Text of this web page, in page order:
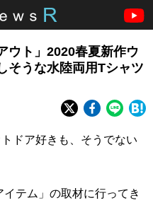
ウト」2020春夏新作ウ
そうな水陸両用Tシャツ
ドア好きも、そうでない
イテム」の取材に行ってき